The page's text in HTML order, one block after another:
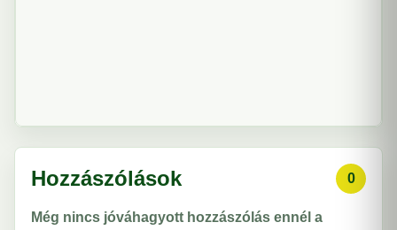
Hozzászólások 0
Még nincs jóváhagyott hozzászólás ennél a